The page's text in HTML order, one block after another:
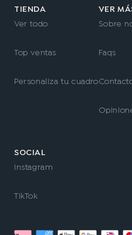
TIENDA
Ver todo
Top ventas
Personaliza tu cuadro
VER
Sobre
Faqs
SOCIAL
Instagram
TikTok